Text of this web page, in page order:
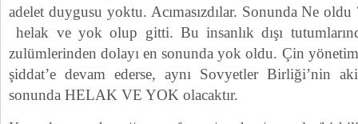
adelet duygusu yoktu. Acımasızdılar. Sonunda Ne oldu
helak ve yok olup gitti. Bu insanlık dışı
zulümlerinden dolayı en sonunda yok oldu. Çin
şiddat’e devam ederse, aynı Sovyetler Birliği’nin
sonunda HELAK VE YOK olacaktır.